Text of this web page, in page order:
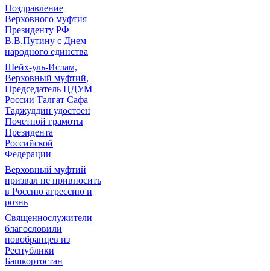
Поздравление
Верховного муфтия
Президенту РФ
В.В.Путину с Днем
народного единства
Шейх-уль-Ислам,
Верховный муфтий,
Председатель ЦДУМ
России Талгат Сафа
Таджуддин удостоен
Почетной грамоты
Президента
Российской
Федерации
Верховный муфтий
призвал не привносить
в Россию агрессию и
рознь
Священнослужители
благословили
новобранцев из
Республики
Башкортостан